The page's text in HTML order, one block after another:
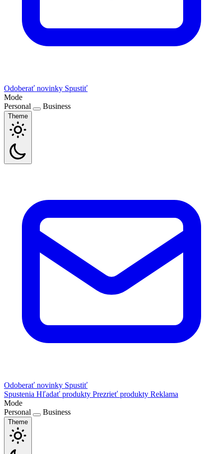
Odoberať novinky Spustiť
Mode
Personal
Business
Theme
Odoberať novinky Spustiť
Spustenia Hľadať produkty Prezrieť produkty Reklama
Mode
Personal
Business
Theme